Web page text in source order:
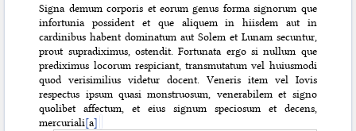
Signa demum corporis et eorum genus forma signorum que
infortunia possident et que aliquem in hiisdem aut in
cardinibus habent dominatum aut Solem et Lunam secuntur,
prout supradiximus, ostendit. Fortunata ergo si nullum que
prediximus locorum respiciant, transmutatum vel huiusmodi
quod verisimilius videtur docent. Veneris item vel Iovis
respectus ipsum quasi monstruosum, venerabilem et signo
quolibet affectum, et eius signum speciosum et decens,
mercuriali[a]